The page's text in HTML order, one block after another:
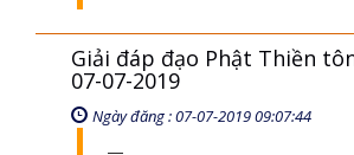
Giải đáp đạo Phật Thiền
30-06-2019
Ngày đăng : 30-06-2019 10:06:24